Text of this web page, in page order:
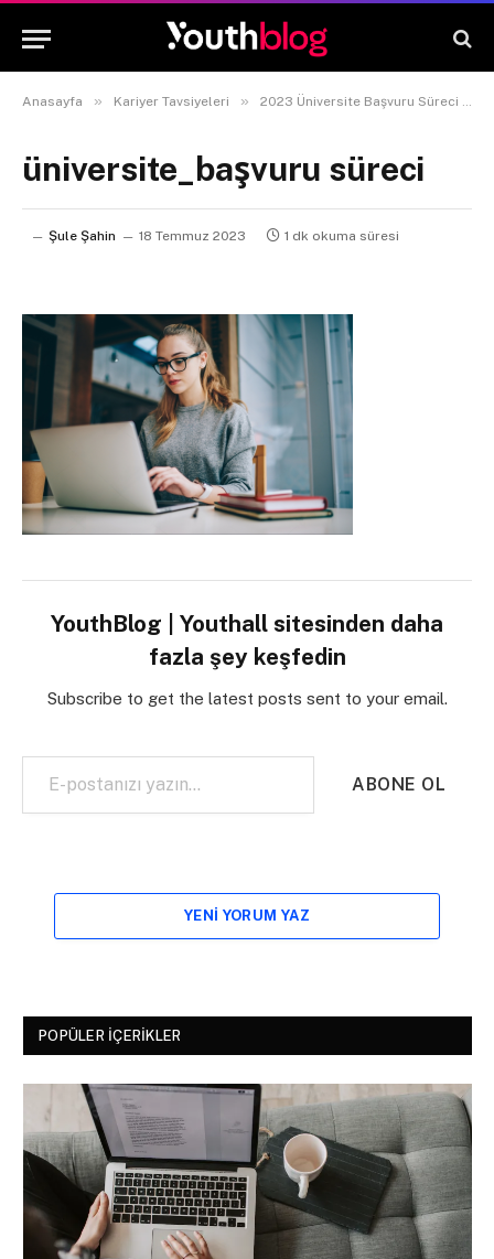
Anasayfa » Kariyer Tavsiyeleri » 2023 Üniversite Başvuru Süreci ve İpuçları
üniversite_başvuru süreci
Şule Şahin 18 Temmuz 2023 1 dk okuma süresi
YouthBlog | Youthall sitesinden daha
fazla şey keşfedin
Subscribe to get the latest posts sent to your email.
E-postanızı yazın…
ABONE OL
YENI YORUM YAZ
POPÜLER İÇERIKLER